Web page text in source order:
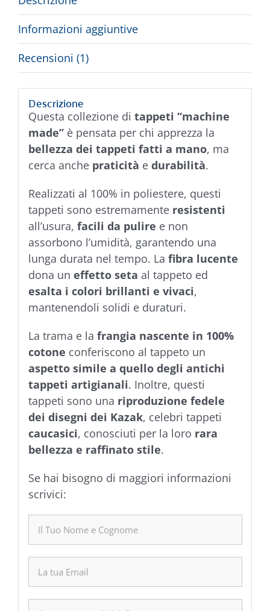
Informazioni aggiuntive
Recensioni (1)
Descrizione
Questa collezione di tappeti “machine
made”è pensata per chi apprezza la
bellezza dei tappeti fatti a mano, ma
cerca anche praticità e durabilità.
Realizzati al 100% in poliestere, questi
tappeti sono estremamente resistenti
all’usura, facili da pulire e non
assorbono l’umidità, garantendo una
lunga durata nel tempo. La fibra lucente
dona un effetto seta al tappeto ed
esalta i colori brillanti e vivaci,
mantenendoli solidi e duraturi.
La trama e la frangia nascente in 100%
cotone conferiscono al tappeto un
aspetto simile a quello degli antichi
tappeti artigianali. Inoltre, questi
tappeti sono una riproduzione fedele
dei disegni dei Kazak, celebri tappeti
caucasici, conosciuti per la loro rara
bellezza e raffinato stile.
Se hai bisogno di maggiori informazioni
scrivici: